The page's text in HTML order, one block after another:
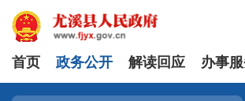
首页 政务公开 解读回应 办事